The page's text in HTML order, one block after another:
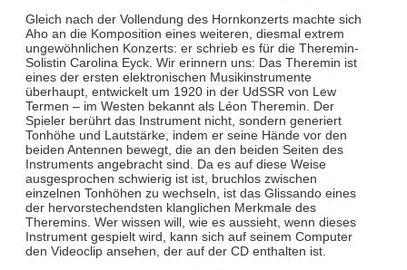
Gleich nach der Vollendung des Hornkonzerts machte sich
Aho an die Komposition eines weiteren, diesmal extrem
ungewöhnlichen Konzerts: er schrieb es für die Theremin-
Solistin Carolina Eyck. Wir erinnern uns: Das Theremin ist
eines der ersten elektronischen Musikinstrumente
überhaupt, entwickelt um 1920 in der UdSSR von Lew
Termen – im Westen bekannt als Léon Theremin. Der
Spieler berührt das Instrument nicht, sondern generiert
Tonhöhe und Lautstärke, indem er seine Hände vor den
beiden Antennen bewegt, die an den beiden Seiten des
Instruments angebracht sind. Da es auf diese Weise
ausgesprochen schwierig ist ist, bruchlos zwischen
einzelnen Tonhöhen zu wechseln, ist das Glissando eines
der hervorstechendsten klanglichen Merkmale des
Theremins. Wer wissen will, wie es aussieht, wenn dieses
Instrument gespielt wird, kann sich auf seinem Computer
den Videoclip ansehen, der auf der CD enthalten ist.